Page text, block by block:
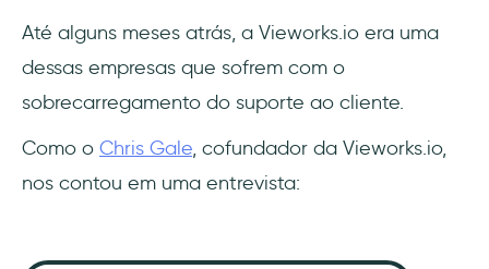
Até alguns meses atrás, a Vieworks.io era uma
dessas empresas que sofrem com o
sobrecarregamento do suporte ao cliente.
Como o Chris Gale, cofundador da Vieworks.io,
nos contou em uma entrevista: